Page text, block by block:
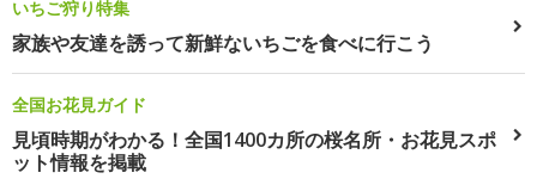
いちご狩り特集
家族や友達を誘って新鮮ないちごを食べに行こう
全国お花見ガイド
見頃時期がわかる！全国1400カ所の桜名所・お花見スポ
ット情報を掲載